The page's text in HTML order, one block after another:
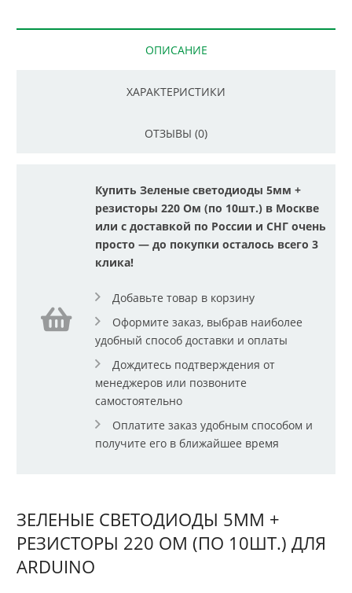
ОПИСАНИЕ
ХАРАКТЕРИСТИКИ
ОТЗЫВЫ (0)
Купить Зеленые светодиоды 5мм +
резисторы 220 Ом (по 10шт.) в Москве
или с доставкой по России и СНГ очень
просто — до покупки осталось всего 3
клика!
Добавьте товар в корзину
Оформите заказ, выбрав наиболее
удобный способ доставки и оплаты
Дождитесь подтверждения от
менеджеров или позвоните
самостоятельно
Оплатите заказ удобным способом и
получите его в ближайшее время
ЗЕЛЕНЫЕ СВЕТОДИОДЫ 5ММ +
РЕЗИСТОРЫ 220 ОМ (ПО 10ШТ.) ДЛЯ
ARDUINO